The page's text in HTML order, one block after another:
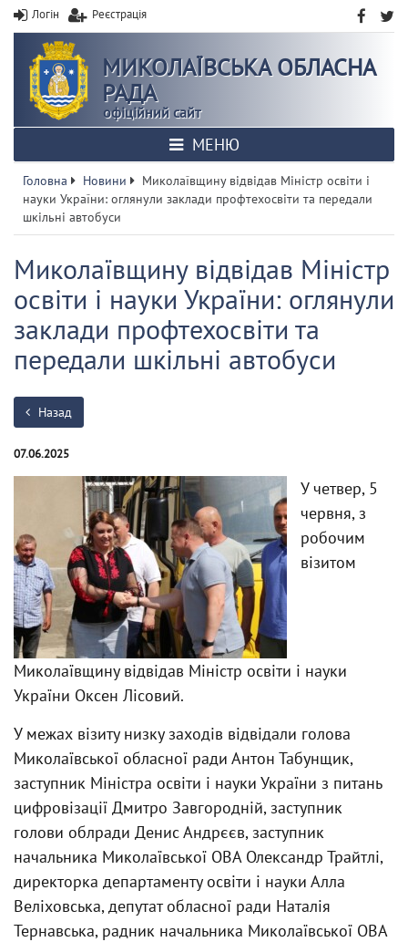
Логін Реєстрація
МИКОЛАЇВСЬКА ОБЛАСНА
РАДА
офіційний сайт
МЕНЮ
Головна Новини
Миколаївщину відвідав Міністр освіти і
науки України: оглянули заклади профтехосвіти та передали
шкільні автобуси
Миколаївщину відвідав Міністр
освіти і науки України: оглянули
заклади профтехосвіти та
передали шкільні автобуси
Назад
07.06.2025
У четвер, 5
червня, з
робочим
візитом
Миколаївщину відвідав Міністр освіти і науки
України Оксен Лісовий.
У межах візиту низку заходів відвідали голова
Миколаївської обласної ради Антон Табунщик,
заступник Міністра освіти і науки України з питань
цифровізації Дмитро Завгородній, заступник
голови облради Денис Андрєєв, заступник
начальника Миколаївської ОВА Олександр Трайтлі,
директорка департаменту освіти і науки Алла
Веліховська, депутат обласної ради Наталія
Тернавська, радник начальника Миколаївської ОВА